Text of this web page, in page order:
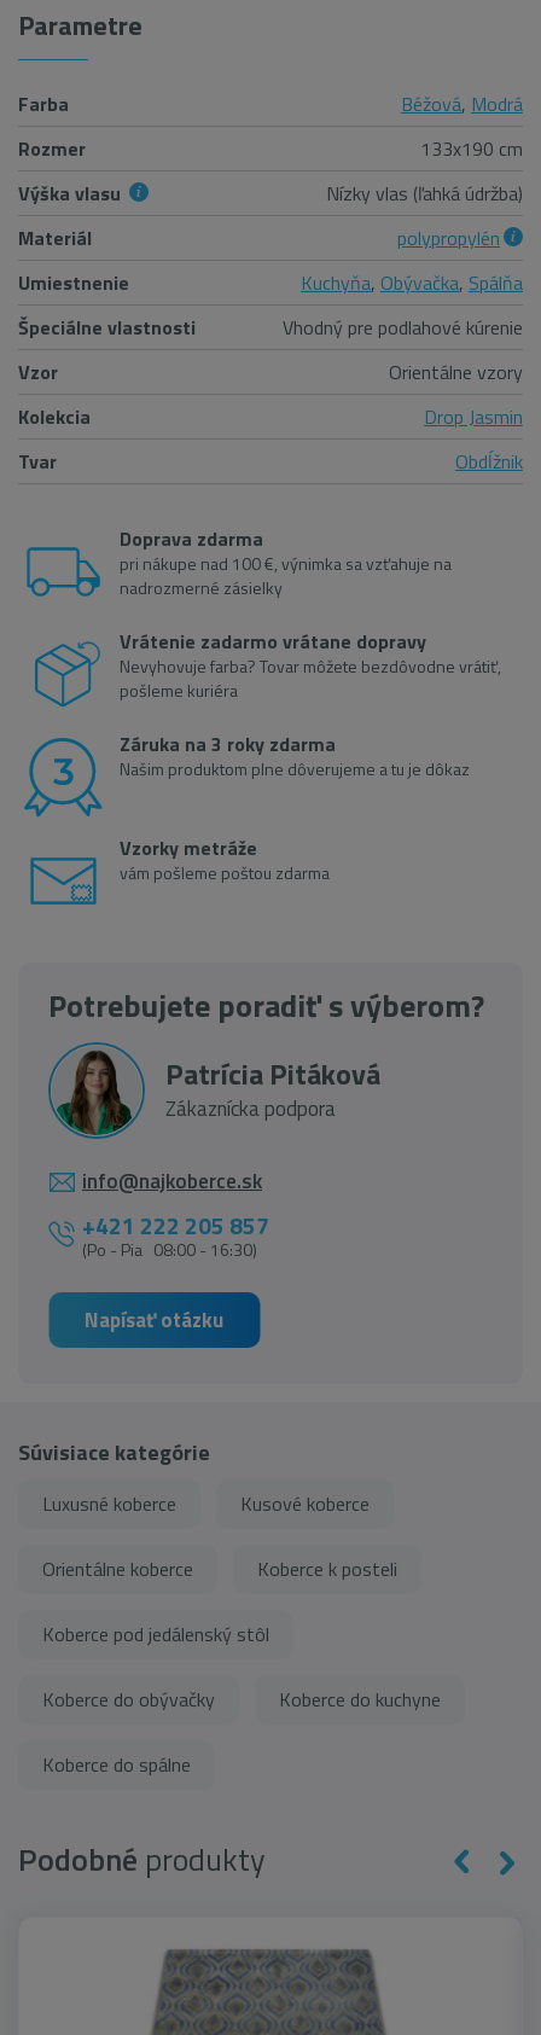
Parametre
Farba Béžová, Modrá
Rozmer
133x190 cm
Výška vlasu
Nízky vlas (ľahká údržba)
Materiál
polypropylén
Umiestnenie
Kuchyňa, Obývačka, Spálňa
Špeciálne vlastnosti
Vhodný pre podlahové kúrenie
Vzor
Orientálne vzory
Kolekcia
Drop Jasmin
Tvar
Obdĺžnik
Doprava zdarma
pri nákupe nad 100 €, výnimka sa vzťahuje na
nadrozmerné zásielky
Vrátenie zadarmo vrátane dopravy
Nevyhovuje farba? Tovar môžete bezdôvodne vrátiť,
pošleme kuriéra
Záruka na 3 roky zdarma
Našim produktom plne dôverujeme a tu je dôkaz
Vzorky metráže
vám pošleme poštou zdarma
Potrebujete poradiť s výberom?
Patrícia Pitáková
Zákaznícka podpora
info@najkoberce.sk
+421 222 205 857
(Po - Pia 08:00 - 16:30)
Napísať otázku
Súvisiace kategórie
Luxusné koberce Kusové koberce
Orientálne koberce Koberce k posteli
Koberce pod jedálenský stôl
Koberce do obývačky Koberce do kuchyne
Koberce do spálne
Podobné produkty